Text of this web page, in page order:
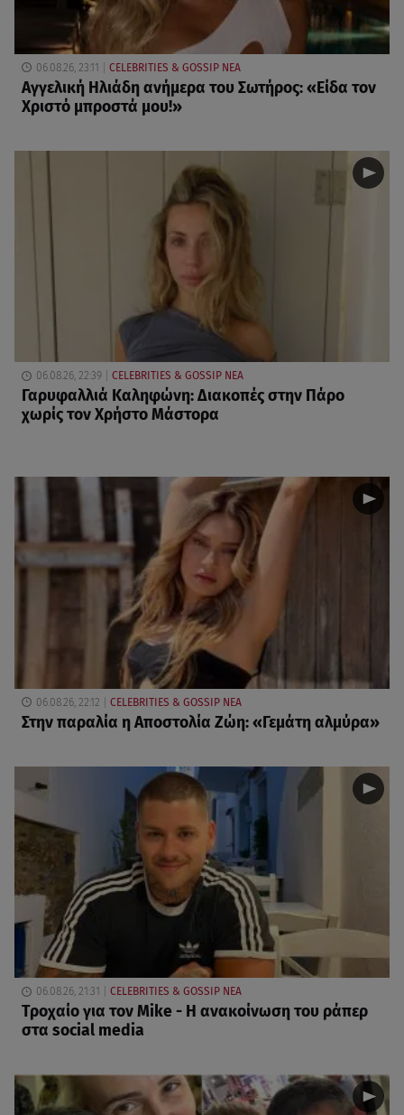
06.08.26, 23:11 CELEBRITIES & GOSSIP ΝΕΑ
Αγγελική Ηλιάδη ανήμερα του Σωτήρος: «Είδα τον
Χριστό μπροστά μου!»
06.08.26, 22:39 CELEBRITIES & GOSSIP ΝΕΑ
Γαρυφαλλιά Καληφώνη: Διακοπές στην Πάρο
χωρίς τον Χρήστο Μάστορα
06.08.26, 22:12 CELEBRITIES & GOSSIP ΝΕΑ
Στην παραλία η Αποστολία Ζώη: «Γεμάτη αλμύρα»
06.08.26, 21:31 CELEBRITIES & GOSSIP ΝΕΑ
Τροχαίο για τον Mike - Η ανακοίνωση του ράπερ
στα social media